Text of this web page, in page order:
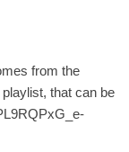
from the
that can be